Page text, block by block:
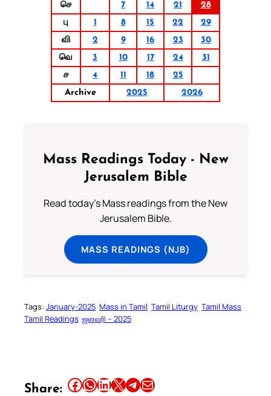
செ
7 14 21
28
பு
1 8 15 22
29
வி
2 9 16 23
30
வெ
3 10 17 24
31
ச
4 11 18
25
Archive
2025 2026
Mass Readings Today - New
Jerusalem Bible
Read today's Mass readings from the New
Jerusalem Bible.
MASS READINGS (NJB)
Tags: January-2025 Mass in Tamil Tamil Liturgy Tamil Mass
Tamil Readings ஜனவரி – 2025
Share: Share this article on Facebook Share this article on WhatsApp Share this article on LinkedIn Share this article on X Share this article on TelegramEmail this Article